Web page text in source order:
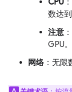
CPU
数达
注意
GPU。
网络：无限